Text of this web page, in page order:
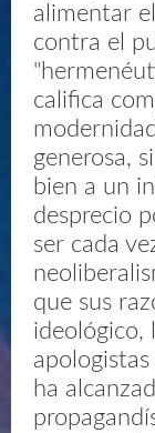
alimentar
contra el
califica
generosa,
bien a un
desprecio
ser cada
que sus
ideológico,
ha